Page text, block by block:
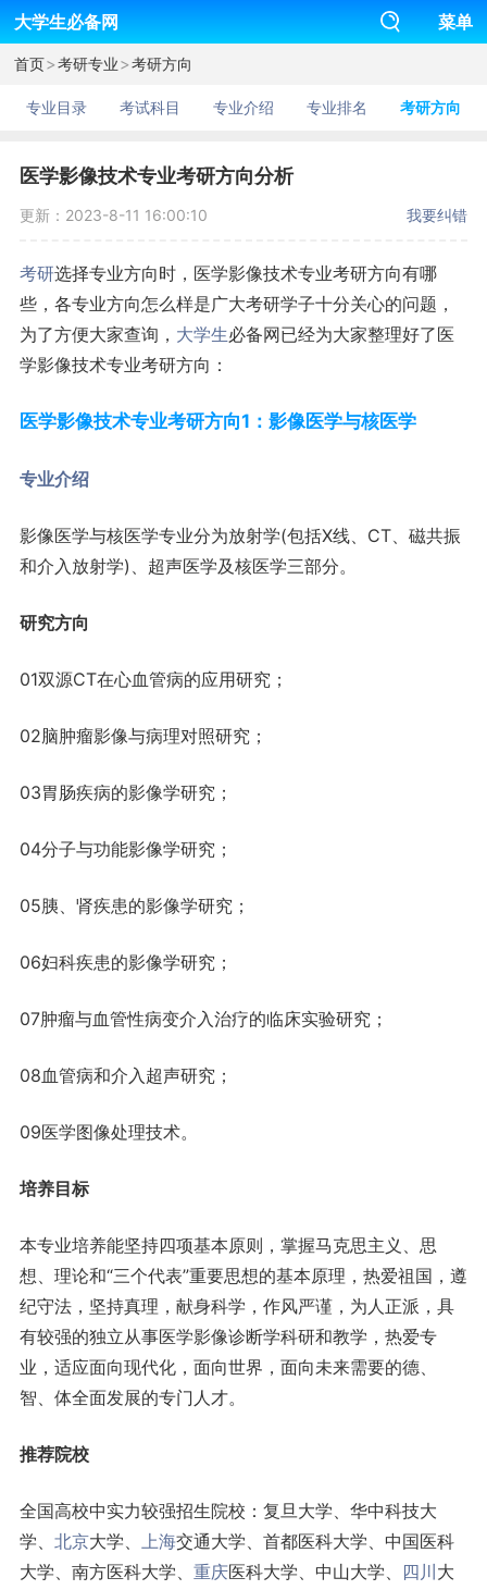
大学生必备网 菜单
首页>考研专业>考研方向
专业目录 考试科目 专业介绍 专业排名 考研方向
医学影像技术专业考研方向分析
更新：2023-8-11 16:00:10 我要纠错
考研选择专业方向时，医学影像技术专业考研方向有哪
些，各专业方向怎么样是广大考研学子十分关心的问题，
为了方便大家查询， 大学生必备网已经为大家整理好了医
学影像技术专业考研方向：
医学影像技术专业考研方向1：影像医学与核医学
专业介绍
影像医学与核医学专业分为放射学(包括X线、CT、磁共振
和介入放射学)、超声医学及核医学三部分。
研究方向
01双源CT在心血管病的应用研究；
02脑肿瘤影像与病理对照研究；
03胃肠疾病的影像学研究；
04分子与功能影像学研究；
05胰、肾疾患的影像学研究；
06妇科疾患的影像学研究；
07肿瘤与血管性病变介入治疗的临床实验研究；
08血管病和介入超声研究；
09医学图像处理技术。
培养目标
本专业培养能坚持四项基本原则，掌握马克思主义、思
想、理论和“三个代表”重要思想的基本原理，热爱祖国，遵
纪守法，坚持真理，献身科学，作风严谨，为人正派，具
有较强的独立从事医学影像诊断学科研和教学，热爱专
业，适应面向现代化，面向世界，面向未来需要的德、
智、体全面发展的专门人才。
推荐院校
全国高校中实力较强招生院校：复旦大学、华中科技大
学、 北京大学、 上海交通大学、首都医科大学、中国医科
大学、南方医科大学、 重庆医科大学、中山大学、 四川 大